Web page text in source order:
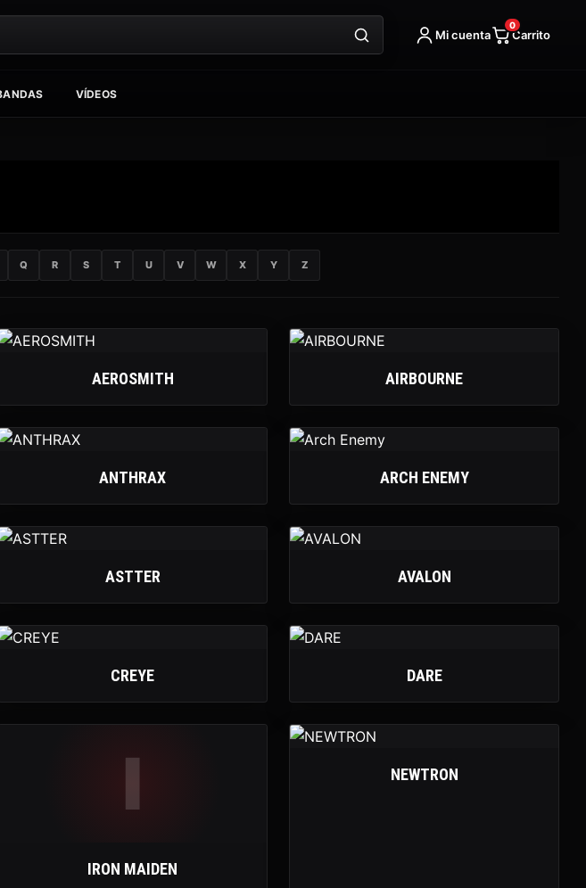
Mi cuenta
0
Carrito
VÍDEOS
Q R S T U V W X Y Z
AEROSMITH AIRBOURNE
ANTHRAX ARCH ENEMY
ASTTER AVALON
CREYE DARE
I
IRON MAIDEN
NEWTRON